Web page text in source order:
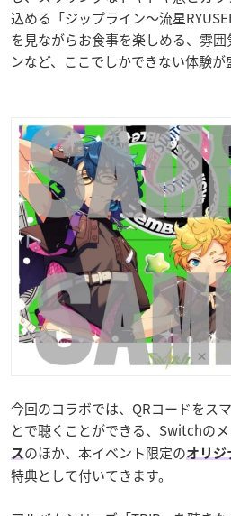
込める「ジップライン〜流星
を見ながらお食事を楽しめる、雰
ンなど、ここでしかできない体験が
今回のコラボでは、QRコードをス
とで聴くことができる、Switchの
ス のほか、本イベント限定のオリジ
特典として付いてきます。